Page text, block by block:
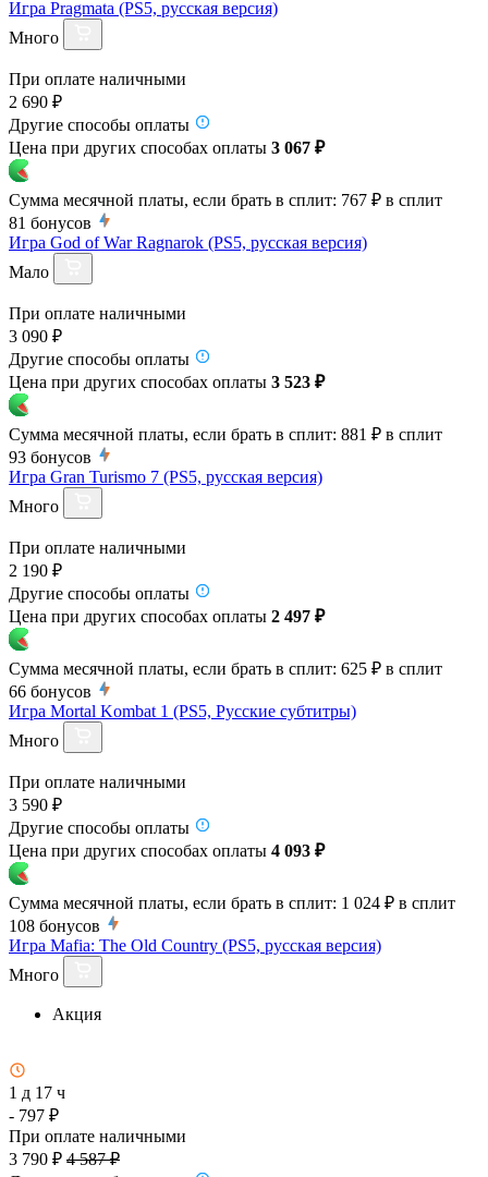
Игра Pragmata (PS5, русская версия)
Много
При оплате наличными
2 690 ₽
Другие способы оплаты
Цена при других способах оплаты 3 067 ₽
Сумма месячной платы, если брать в сплит: 767 ₽ в сплит
81 бонусов
Игра God of War Ragnarok (PS5, русская версия)
Мало
При оплате наличными
3 090 ₽
Другие способы оплаты
Цена при других способах оплаты 3 523 ₽
Сумма месячной платы, если брать в сплит: 881 ₽ в сплит
93 бонусов
Игра Gran Turismo 7 (PS5, русская версия)
Много
При оплате наличными
2 190 ₽
Другие способы оплаты
Цена при других способах оплаты 2 497 ₽
Сумма месячной платы, если брать в сплит: 625 ₽ в сплит
66 бонусов
Игра Mortal Kombat 1 (PS5, Русские субтитры)
Много
При оплате наличными
3 590 ₽
Другие способы оплаты
Цена при других способах оплаты 4 093 ₽
Сумма месячной платы, если брать в сплит: 1 024 ₽ в сплит
108 бонусов
Игра Mafia: The Old Country (PS5, русская версия)
Много
Акция
1 д 17 ч
- 797 ₽
При оплате наличными
3 790 ₽ 4 587 ₽